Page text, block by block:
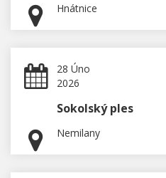
Hnátnice
28 Úno
2026
Sokolský ples
Nemilany